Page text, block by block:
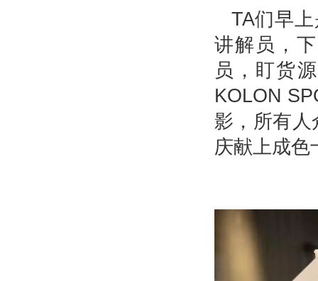
TA们早
讲解员，
员，盯货
KOLON
影，所有
庆献上成色